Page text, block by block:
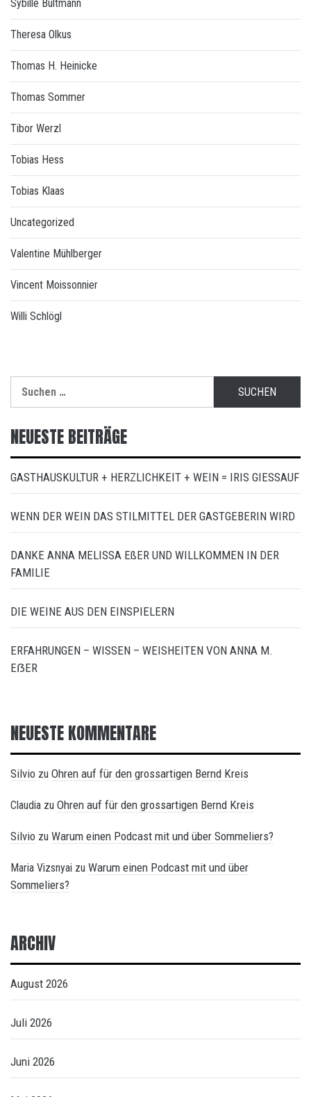
Sybille Bultmann
Theresa Olkus
Thomas H. Heinicke
Thomas Sommer
Tibor Werzl
Tobias Hess
Tobias Klaas
Uncategorized
Valentine Mühlberger
Vincent Moissonnier
Willi Schlögl
nach:
NEUESTE BEITRÄGE
GASTHAUSKULTUR + HERZLICHKEIT + WEIN = IRIS GIESSAUF
WENN DER WEIN DAS STILMITTEL DER GASTGEBERIN WIRD
DANKE ANNA MELISSA EßER UND WILLKOMMEN IN DER
FAMILIE
DIE WEINE AUS DEN EINSPIELERN
ERFAHRUNGEN – WISSEN – WEISHEITEN VON ANNA M.
EẞER
NEUESTE KOMMENTARE
Silvio zu Ohren auf für den grossartigen Bernd Kreis
Claudia zu Ohren auf für den grossartigen Bernd Kreis
Silvio zu Warum einen Podcast mit und über Sommeliers?
Maria Vizsnyai zu Warum einen Podcast mit und über
Sommeliers?
ARCHIV
August 2026
Juli 2026
Juni 2026